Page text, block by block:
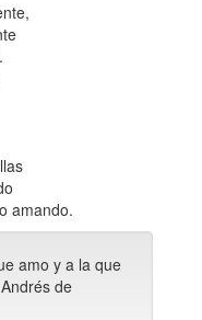
amando.
amo y a la que
de